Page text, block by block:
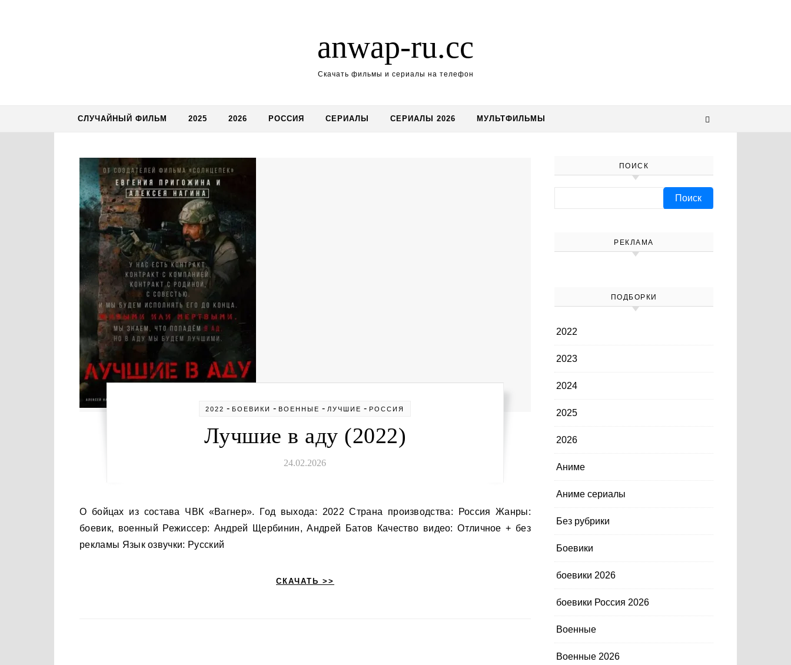
anwap-ru.cc
Скачать фильмы и сериалы на телефон
СЛУЧАЙНЫЙ ФИЛЬМ 2025 2026 РОССИЯ СЕРИАЛЫ СЕРИАЛЫ 2026 МУЛЬТФИЛЬМЫ
2022 -БОЕВИКИ -ВОЕННЫЕ - ЛУЧШИЕ -РОССИЯ
Лучшие в аду (2022)
24.02.2026
О бойцах из состава ЧВК «Вагнер». Год выхода: 2022 Страна производства: Россия Жанры:
боевик, военный Режиссер: Андрей Щербинин, Андрей Батов Качество видео: Отличное + без
рекламы Язык озвучки: Русский
СКАЧАТЬ >>
ПОИСК
РЕКЛАМА
ПОДБОРКИ
2022
2023
2024
2025
2026
Аниме
Аниме сериалы
Без рубрики
Боевики
боевики 2026
боевики Россия 2026
Военные
Военные 2026